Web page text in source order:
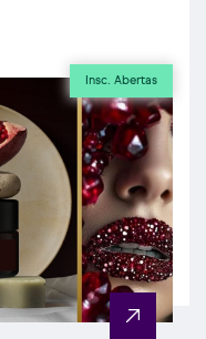
Insc. Abertas